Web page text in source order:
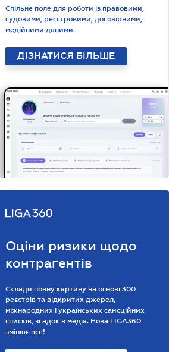
Спільне поле для роботи із правовими,
судовими, реєстровими, договірними,
медійними даними.
ДІЗНАТИСЯ БІЛЬШЕ
Оціни ризики щодо
контрагентів
Склади повну картину на основі 300
реєстрів та відкритих джерел,
міжнародних і українських санкційних
списків, згадок в медіа. Нова LIGA360
змінює все!